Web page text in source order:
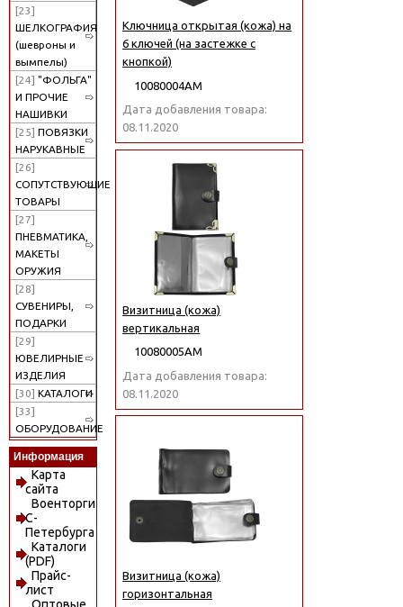
[23]
ШЕЛКОГРАФИЯ
(шевроны и
вымпелы)
[24] "ФОЛЬГА"
И ПРОЧИЕ
НАШИВКИ
[25] ПОВЯЗКИ
НАРУКАВНЫЕ
[26]
СОПУТСТВУЮЩИЕ
ТОВАРЫ
[27]
ПНЕВМАТИКА,
МАКЕТЫ
ОРУЖИЯ
[28]
СУВЕНИРЫ,
ПОДАРКИ
[29]
ЮВЕЛИРНЫЕ
ИЗДЕЛИЯ
[30] КАТАЛОГИ
[33]
ОБОРУДОВАНИЕ
Информация
Карта
сайта
Военторги
С-
Петербурга
Каталоги
(PDF)
Прайс-
лист
Ключница открытая (кожа) на
6 ключей (на застежке с
кнопкой)
10080004АМ
Дата добавления товара:
08.11.2020
Визитница (кожа)
вертикальная
10080005АМ
Дата добавления товара:
08.11.2020
Визитница (кожа)
горизонтальная